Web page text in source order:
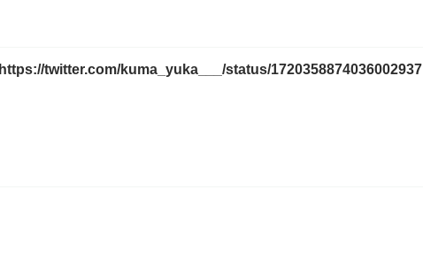
https://twitter.com/kuma_yuka___/status/1720358874036002937